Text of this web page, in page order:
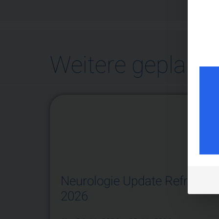
Weitere
Neurologie Update Refresher
2026